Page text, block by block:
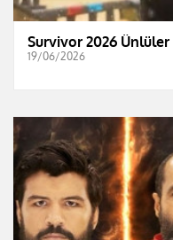
Survivor 2026 Ünlüler
19/06/2026